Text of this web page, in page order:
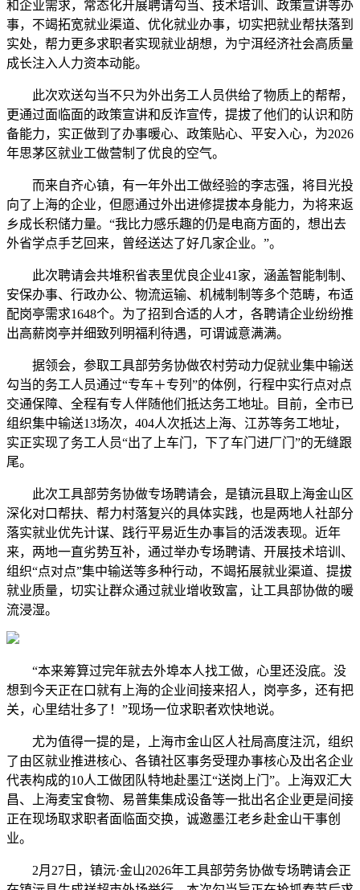
和企业需求，常态化开展聘请勾当、技术培训、政策宣讲等办
事，不竭拓宽就业渠道、优化就业办事，切实把就业帮扶落到
实处，帮力更多求职者实现就业胡想，为宁洱经济社会高质量
成长注入人力资本动能。
此次欢送勾当不只为外出务工人员供给了物质上的帮帮，
更通过面临面的政策宣讲和反诈宣传，提拔了他们的认识和防
备能力，实正做到了办事暖心、政策贴心、平安入心，为2026
年思茅区就业工做营制了优良的空气。
而来自齐心镇，有一年外出工做经验的李志强，将目光投
向了上海的企业，但愿通过外出进修提拔本身能力，为将来返
乡成长积储力量。“我比力感乐趣的仍是电商方面的，想出去
外省学点手艺回来，曾经送达了好几家企业。”。
此次聘请会共堆积省表里优良企业41家，涵盖智能制制、
安保办事、行政办公、物流运输、机械制制等多个范畴，布适
配岗亭需求1648个。为了招到合适的人才，各聘请企业纷纷推
出高薪岗亭并细致列明福利待遇，可谓诚意满满。
据领会，参取工具部劳务协做农村劳动力促就业集中输送
勾当的务工人员通过“专车＋专列”的体例，行程中实行点对点
交通保障、全程有专人伴随他们抵达务工地址。目前，全市已
组织集中输送13场次，404人次抵达上海、江苏等务工地址，
实正实现了务工人员“出了上车门，下了车门进厂门”的无缝跟
尾。
此次工具部劳务协做专场聘请会，是镇沅县取上海金山区
深化对口帮扶、帮力村落复兴的具体实践，也是两地人社部分
落实就业优先计谋、践行平易近生办事旨的活泼表现。近年
来，两地一直劣势互补，通过举办专场聘请、开展技术培训、
组织“点对点”集中输送等多种行动，不竭拓展就业渠道、提拔
就业质量，切实让群众通过就业增收致富，让工具部协做的暖
流浸湿。
“本来筹算过完年就去外埠本人找工做，心里还没底。没
想到今天正在口就有上海的企业间接来招人，岗亭多，还有把
关，心里结壮多了！”现场一位求职者欢快地说。
尤为值得一提的是，上海市金山区人社局高度注沉，组织
了由区就业推进核心、各镇社区事务受理办事核心及出名企业
代表构成的10人工做团队特地赴墨江“送岗上门”。上海双汇大
昌、上海麦宝食物、易普集集成设备等一批出名企业更是间接
正在现场取求职者面临面交换，诚邀墨江老乡赴金山干事创
业。
2月27日，镇沅·金山2026年工具部劳务协做专场聘请会正